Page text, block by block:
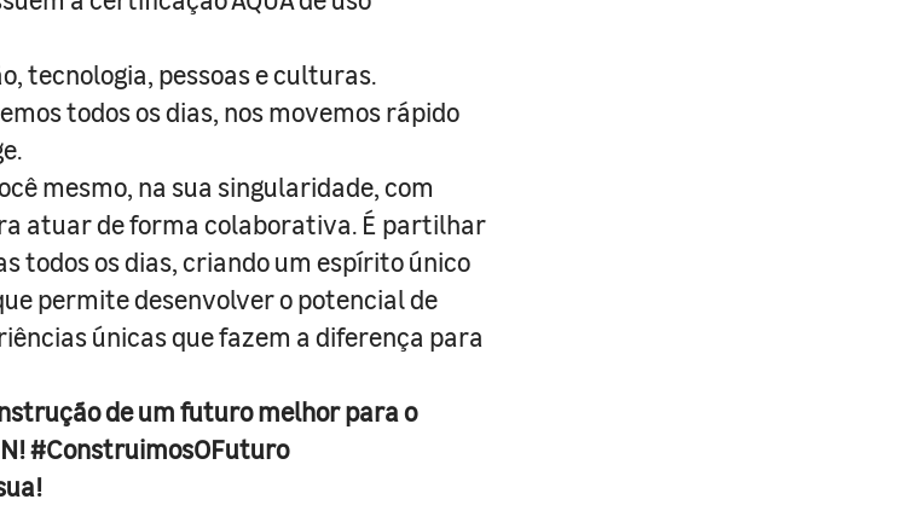
tecnologia, pessoas e culturas.
todos os dias, nos movemos rápido
mesmo, na sua singularidade, com
atuar de forma colaborativa. É partilhar
todos os dias, criando um espírito único
permite desenvolver o potencial de
únicas que fazem a diferença para
de um futuro melhor para o
#ConstruimosOFuturo